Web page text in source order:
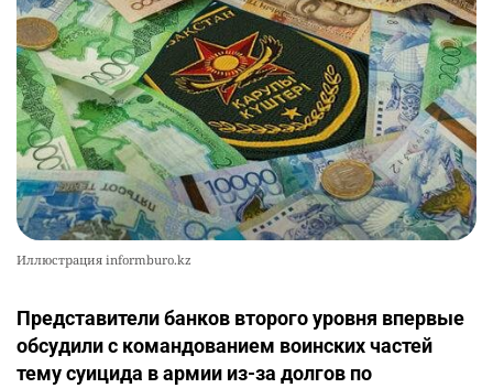
Иллюстрация informburo.kz
Представители банков второго уровня впервые
обсудили с командованием воинских частей
тему суицида в армии из-за долгов по